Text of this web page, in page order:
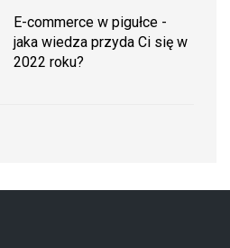
E-commerce w pigułce -
jaka wiedza przyda Ci się w
2022 roku?